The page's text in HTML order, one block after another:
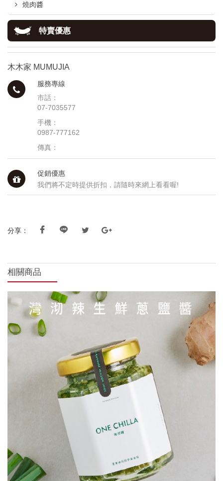
燒肉醬
特賣優惠
木木家 MUMUJIA
服務專線
市話：
07-7035577
手機：
0987-777162
傳真：
促銷優惠
我們將不定時提供折扣，請隨時來網上看看喔!
分享：
相關商品